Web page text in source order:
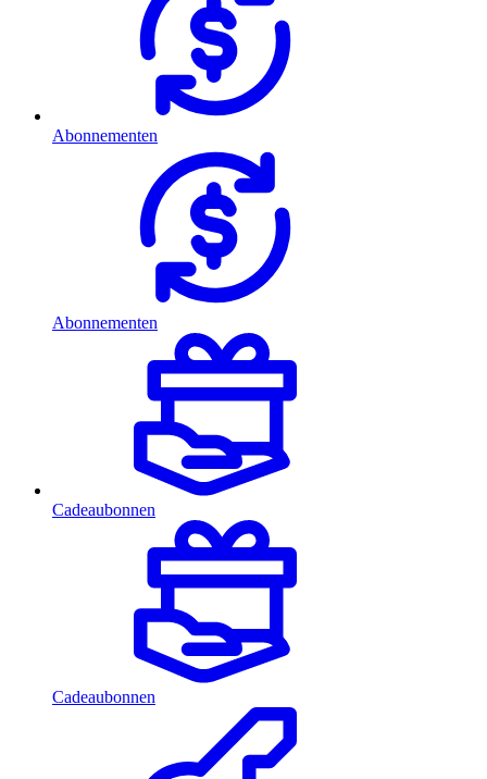
Abonnementen
Abonnementen
Cadeaubonnen
Cadeaubonnen